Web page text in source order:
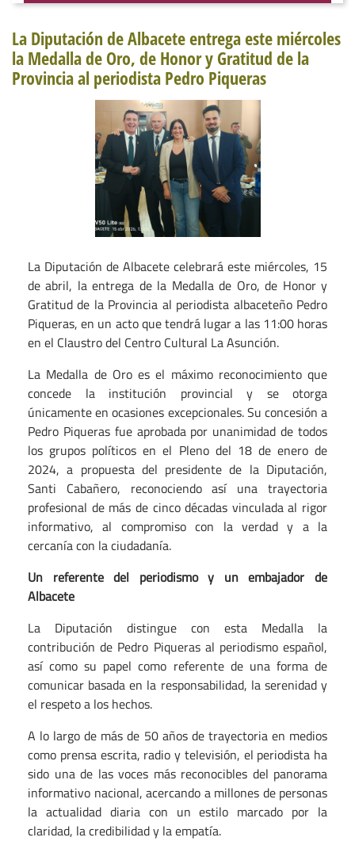
La Diputación de Albacete entrega este miércoles
la Medalla de Oro, de Honor y Gratitud de la
Provincia al periodista Pedro Piqueras
La Diputación de Albacete celebrará este miércoles, 15
de abril, la entrega de la Medalla de Oro, de Honor y
Gratitud de la Provincia al periodista albaceteño Pedro
Piqueras, en un acto que tendrá lugar a las 11:00 horas
en el Claustro del Centro Cultural La Asunción.
La Medalla de Oro es el máximo reconocimiento que
concede la institución provincial y se otorga
únicamente en ocasiones excepcionales. Su concesión a
Pedro Piqueras fue aprobada por unanimidad de todos
los grupos políticos en el Pleno del 18 de enero de
2024, a propuesta del presidente de la Diputación,
Santi Cabañero, reconociendo así una trayectoria
profesional de más de cinco décadas vinculada al rigor
informativo, al compromiso con la verdad y a la
cercanía con la ciudadanía.
Un referente del periodismo y un embajador de
Albacete
La Diputación distingue con esta Medalla la
contribución de Pedro Piqueras al periodismo español,
así como su papel como referente de una forma de
comunicar basada en la responsabilidad, la serenidad y
el respeto a los hechos.
A lo largo de más de 50 años de trayectoria en medios
como prensa escrita, radio y televisión, el periodista ha
sido una de las voces más reconocibles del panorama
informativo nacional, acercando a millones de personas
la actualidad diaria con un estilo marcado por la
claridad, la credibilidad y la empatía.